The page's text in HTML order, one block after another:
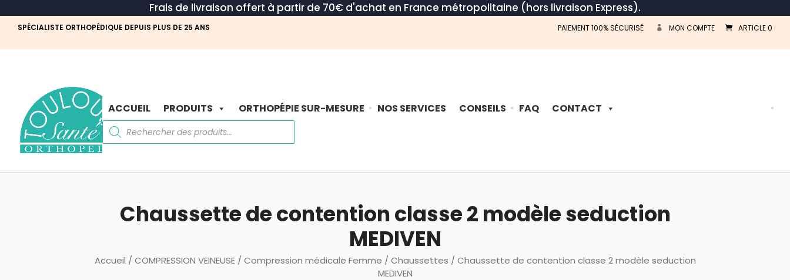
Frais de livraison offert à partir de 70€ d'achat en France métropolitaine (hors livraison Express).
SPÉCIALISTE ORTHOPÉDIQUE DEPUIS PLUS DE 25 ANS PAIEMENT 100% SÉCURISÉ MON COMPTE ARTICLE 0
ACCUEIL PRODUITS ORTHOPÉPIE SUR-MESURE NOS SERVICES CONSEILS FAQ CONTACT
Recherche
de
produits
Recherche
Chaussette de contention classe 2 modèle seduction
MEDIVEN
Accueil / COMPRESSION VEINEUSE/ Compression médicale Femme / Chaussettes / Chaussette de contention classe 2 modèle seduction
MEDIVEN